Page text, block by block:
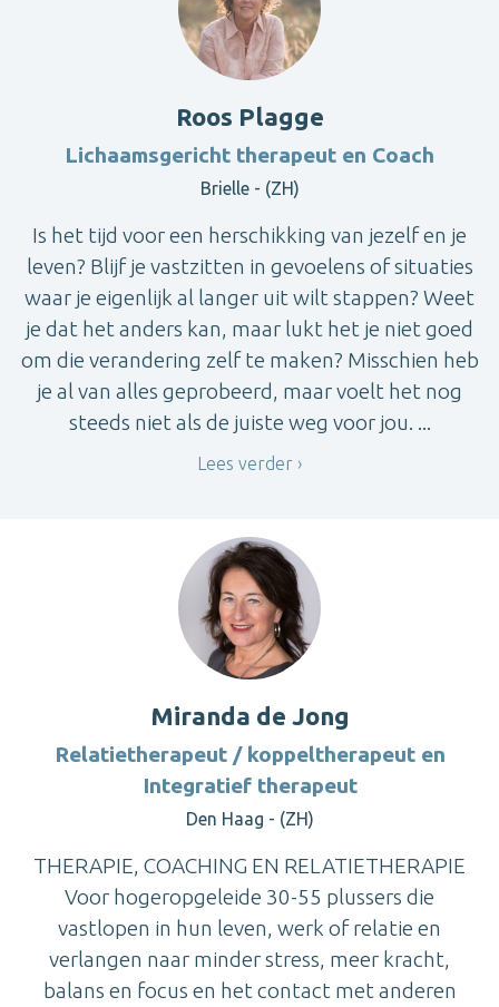
Roos Plagge
Lichaamsgericht therapeut en Coach
Brielle - (ZH)
Is het tijd voor een herschikking van jezelf en je
leven? Blijf je vastzitten in gevoelens of situaties
waar je eigenlijk al langer uit wilt stappen? Weet
je dat het anders kan, maar lukt het je niet goed
om die verandering zelf te maken? Misschien heb
je al van alles geprobeerd, maar voelt het nog
steeds niet als de juiste weg voor jou. ...
Lees verder
Miranda de Jong
Relatietherapeut / koppeltherapeut en
Integratief therapeut
Den Haag - (ZH)
THERAPIE, COACHING EN RELATIETHERAPIE
Voor hogeropgeleide 30-55 plussers die
vastlopen in hun leven, werk of relatie en
verlangen naar minder stress, meer kracht,
balans en focus en het contact met anderen